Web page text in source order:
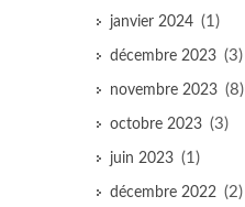
janvier 2024 (1)
décembre 2023 (3)
novembre 2023 (8)
octobre 2023 (3)
juin 2023 (1)
décembre 2022 (2)